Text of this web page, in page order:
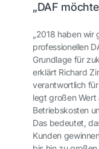
„DAF
„2018 haben wir
professionellen
Grundlage für
erklärt Richard
verantwortlich
legt großen Wert
Betriebskosten
Das bedeutet,
Kunden